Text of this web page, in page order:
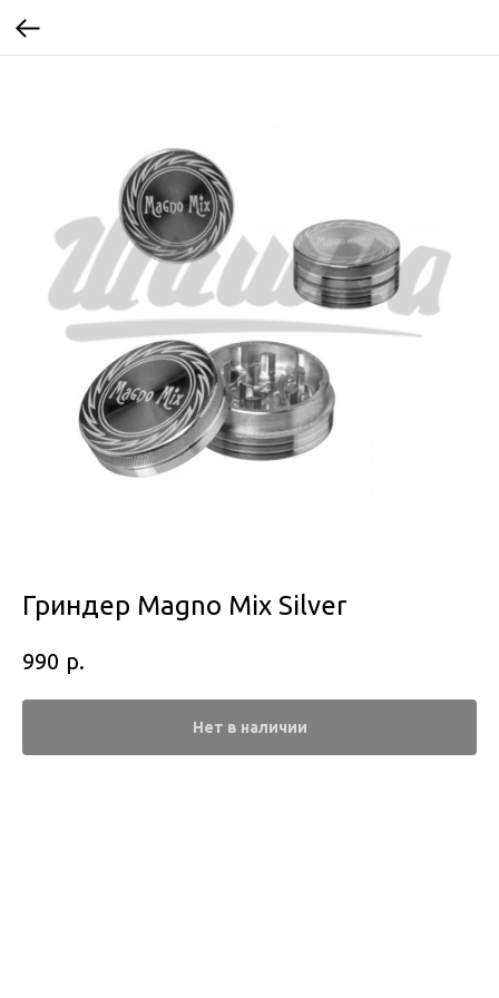
Гриндер Magno Mix Silver
990 р.
Нет в наличии